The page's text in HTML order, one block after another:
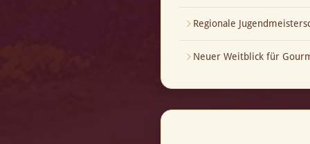
Regionale
Neuer Weitblick für